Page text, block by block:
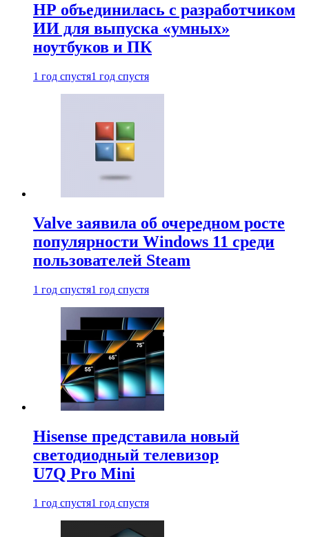
HP объединилась с разработчиком
ИИ для выпуска «умных»
ноутбуков и ПК
1 год спустя1 год спустя
Valve заявила об очередном росте
популярности Windows 11 среди
пользователей Steam
1 год спустя1 год спустя
Hisense представила новый
светодиодный телевизор
U7Q Pro Mini
1 год спустя1 год спустя